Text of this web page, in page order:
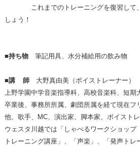
これまでのトレーニングを復習して、
しょう！
■持ち物筆記用具、水分補給用の飲み物
■講 師 大野真由美（ボイストレーナー）
上野学園中学音楽指導科、高校音楽科、短期
卒業後、事務所所属、劇団所属を経て現在フ
他、歌手、MC、演出家、脚本家、ボイスト
ウェスタ川越では「しゃべるワークショッ
トレーニング講座」、「声楽」、「発声ト